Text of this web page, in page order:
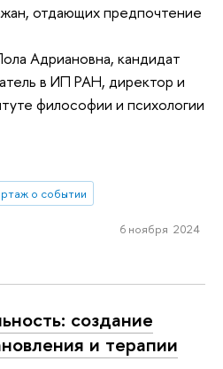
отдающих предпочтение
Адриановна, кандидат
в ИП РАН, директор и
философии и психологии
о событии
6 ноября 2024
создание
и терапии